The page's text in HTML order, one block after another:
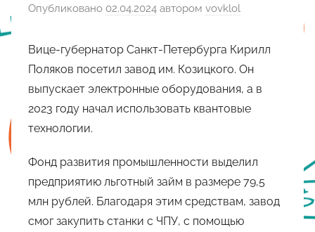
Опубликовано 02.04.2024 автором vovklol
Вице-губернатор Санкт-Петербурга Кирилл
Поляков посетил завод им. Козицкого. Он
выпускает электронные оборудования, а в
2023 году начал использовать квантовые
технологии.
Фонд развития промышленности выделил
предприятию льготный займ в размере 79,5
млн рублей. Благодаря этим средствам, завод
смог закупить станки с ЧПУ, с помощью